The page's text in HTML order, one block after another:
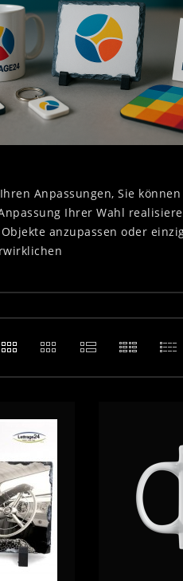
Anpassungen, Sie
Ihrer Wahl
anzupassen oder